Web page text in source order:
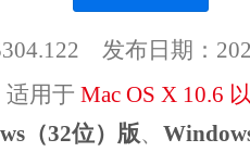
发布日期：
适用于 Mac OS X 10.6
（32位）版、